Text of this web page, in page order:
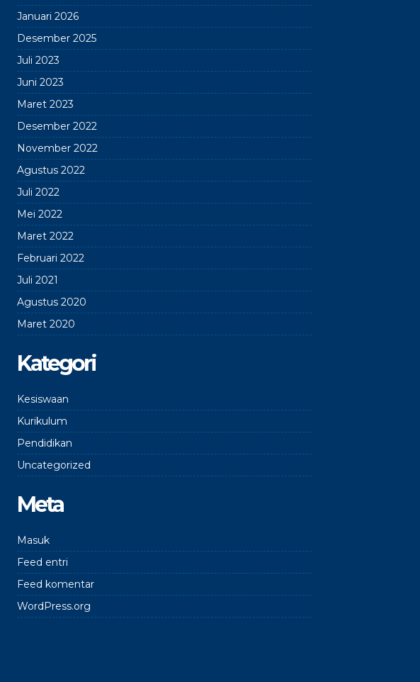
Januari 2026
Desember 2025
Juli 2023
Juni 2023
Maret 2023
Desember 2022
November 2022
Agustus 2022
Juli 2022
Mei 2022
Maret 2022
Februari 2022
Juli 2021
Agustus 2020
Maret 2020
Kategori
Kesiswaan
Kurikulum
Pendidikan
Uncategorized
Meta
Masuk
Feed entri
Feed komentar
WordPress.org